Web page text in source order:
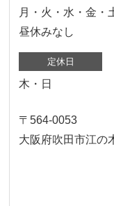
月・火・水・金
昼休みなし
定休日
木・日
〒564-0053
大阪府吹田市江の